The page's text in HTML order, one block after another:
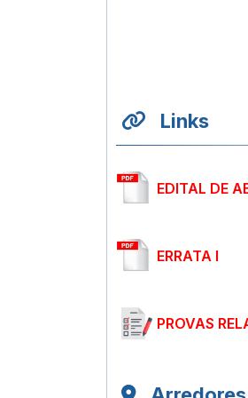
Links
EDITAL DE
ERRATA I
PROVAS